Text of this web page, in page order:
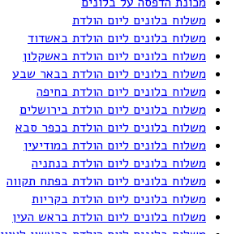
משלוח בלונים ליום הולדת
משלוח בלונים ליום הולדת באשדוד
משלוח בלונים ליום הולדת באשקלון
משלוח בלונים ליום הולדת בבאר שבע
משלוח בלונים ליום הולדת בחיפה
משלוח בלונים ליום הולדת בירושלים
משלוח בלונים ליום הולדת בכפר סבא
משלוח בלונים ליום הולדת במודיעין
משלוח בלונים ליום הולדת בנתניה
משלוח בלונים ליום הולדת בפתח תקווה
משלוח בלונים ליום הולדת בקריות
משלוח בלונים ליום הולדת בראש העין